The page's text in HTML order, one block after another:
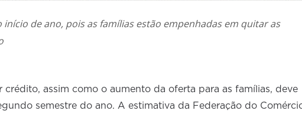
de ano, pois as famílias estão empenhadas em quitar as
assim como o aumento da oferta para as famílias, deve
semestre do ano. A estimativa da Federação do